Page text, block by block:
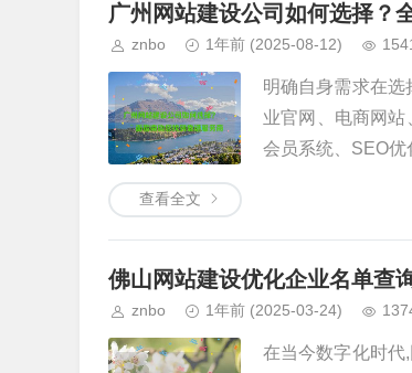
广州网站建设公司如何选择？
znbo 1年前 (2025-08-12)
明确自身需求在选
业官网、电商网站
会员系统、SEO优
查看全文
佛山网站建设优化企业名单查
znbo 1年前 (2025-03-24)
在当今数字化时代